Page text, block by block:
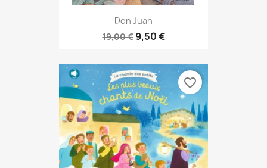
Don Juan
19,00 € 9,50 €
favorite_border